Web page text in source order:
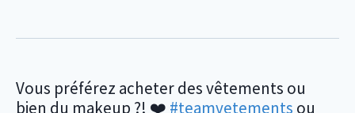
Vous préférez acheter des vêtements ou
bien du makeup ?! ❤️ #teamvetements ou